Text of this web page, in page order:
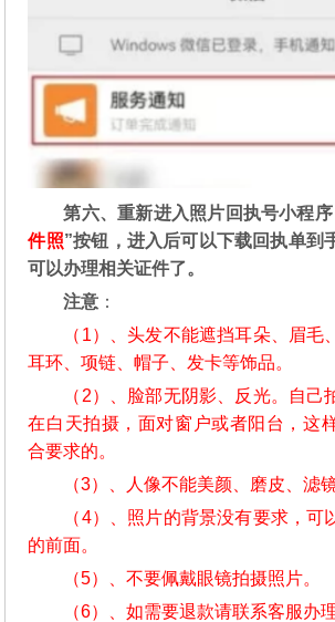
第六、重新进入照片回执号小程
件照”按钮，进入后可以下载回执单到
可以办理相关证件了。
注意 ：
（1）、头发不能遮挡耳朵、眉毛
耳环、项链、帽子、发卡等饰品。
（2）、脸部无阴影、反光。自己
在白天拍摄，面对窗户或者阳台，这
合要求的。
（3）、人像不能美颜、磨皮、滤
（4）、照片的背景没有要求，可
的前面。
（5）、不要佩戴眼镜拍摄照片。
（6）、如需要退款请联系客服办理